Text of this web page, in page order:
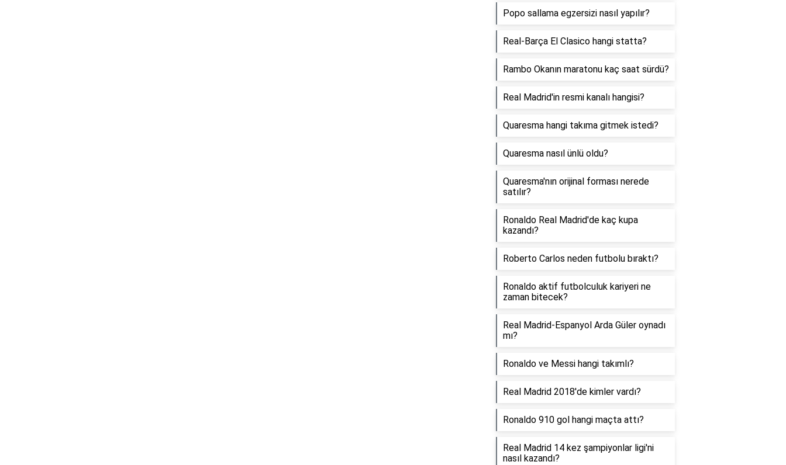
Popo sallama egzersizi nasıl yapılır?
Real-Barça El Clasico hangi statta?
Rambo Okanın maratonu kaç saat sürdü?
Real Madrid'in resmi kanalı hangisi?
Quaresma hangi takıma gitmek istedi?
Quaresma nasıl ünlü oldu?
Quaresma'nın orijinal forması nerede
satılır?
Ronaldo Real Madrid'de kaç kupa
kazandı?
Roberto Carlos neden futbolu bıraktı?
Ronaldo aktif futbolculuk kariyeri ne
zaman bitecek?
Real Madrid-Espanyol Arda Güler oynadı
mı?
Ronaldo ve Messi hangi takımlı?
Real Madrid 2018'de kimler vardı?
Ronaldo 910 gol hangi maçta attı?
Real Madrid 14 kez şampiyonlar ligi'ni
nasıl kazandı?